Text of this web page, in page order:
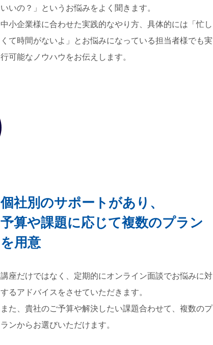
いいの？」というお悩みをよく聞きます。
中小企業様に合わせた実践的なやり方、具体的には「忙し
くて時間がないよ」とお悩みになっている担当者様でも実
行可能なノウハウをお伝えします。
個社別のサポートがあり、
予算や課題に応じて複数のプラン
を用意
講座だけではなく、定期的にオンライン面談でお悩みに対
するアドバイスをさせていただきます。
また、貴社のご予算や解決したい課題合わせて、複数のプ
ランからお選びいただけます。